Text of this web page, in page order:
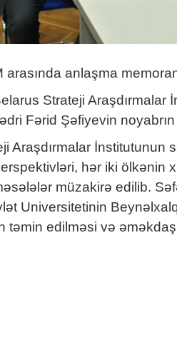
anlaşma
Strateji Araşdırmalar
Fərid Şəfiyevin
İnstitutunun
hər iki ölkənin
müzakirə edilib.
Universitetinin
edilməsi və